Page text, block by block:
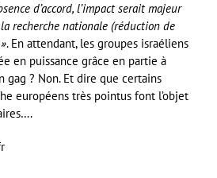
d’accord, l’impact serait majeur
recherche nationale (réduction de
. En attendant, les groupes israéliens
en puissance grâce en partie à
gag ? Non. Et dire que certains
européens très pointus font l’objet